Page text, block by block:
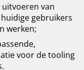
van
gebruikers
werken;
voor de tooling